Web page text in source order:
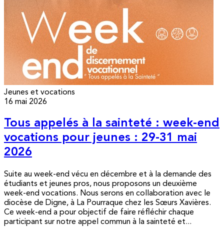
Jeunes et vocations
16 mai 2026
Tous appelés à la sainteté : week-end
vocations pour jeunes : 29-31 mai
2026
Suite au week-end vécu en décembre et à la demande des
étudiants et jeunes pros, nous proposons un deuxième
week-end vocations. Nous serons en collaboration avec le
diocèse de Digne, à La Pourraque chez les Sœurs Xavières.
Ce week-end a pour objectif de faire réfléchir chaque
participant sur notre appel commun à la sainteté et...